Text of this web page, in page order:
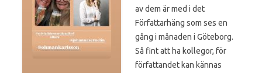
av dem är med i det
Författarhäng som ses en
gång i månaden i Göteborg.
Så fint att ha kollegor, för
författandet kan kännas